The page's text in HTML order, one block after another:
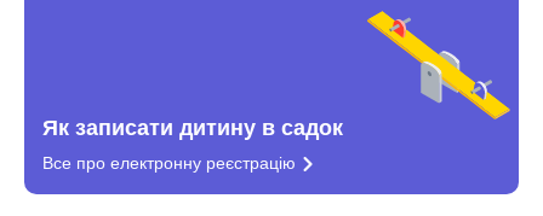
Як записати дитину в садок
Все про електронну реєстрацію